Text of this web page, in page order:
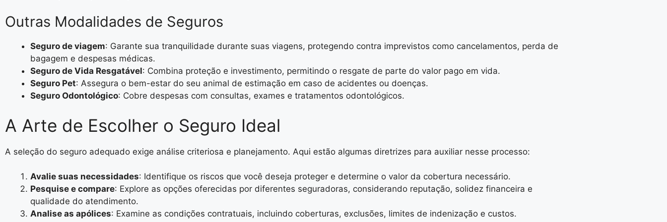
Outras Modalidades de Seguros
Seguro de viagem: Garante sua tranquilidade durante suas viagens, protegendo contra imprevistos como cancelamentos, perda de
bagagem e despesas médicas.
Seguro de Vida Resgatável: Combina proteção e investimento, permitindo o resgate de parte do valor pago em vida.
Seguro Pet: Assegura o bem-estar do seu animal de estimação em caso de acidentes ou doenças.
Seguro Odontológico: Cobre despesas com consultas, exames e tratamentos odontológicos.
A Arte de Escolher o Seguro Ideal
A seleção do seguro adequado exige análise criteriosa e planejamento. Aqui estão algumas diretrizes para auxiliar nesse processo:
Avalie suas necessidades: Identifique os riscos que você deseja proteger e determine o valor da cobertura necessário.
Pesquise e compare: Explore as opções oferecidas por diferentes seguradoras, considerando reputação, solidez financeira e
qualidade do atendimento.
Analise as apólices: Examine as condições contratuais, incluindo coberturas, exclusões, limites de indenização e custos.